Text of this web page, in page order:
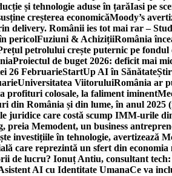
și tehnologie aduse în țarăIasi pe
creșterea economicăMoody’s
delivery. Românii ies tot mai rar –
pericolFuziuni & AchizițiiRomânia
petrolului crește puternic pe
Proiectul de buget 2026: deficit mai
26 FebruarieStartUp AI în Sănătate
Universitatea ViitoruluiRomânia ar
profituri colosale, la faliment iminent
din România și din lume, în anul 2025
juridice care costă scump IMM-urile
preia Memodent, un business
investițiile în tehnologie, avertizează
care reprezintă un sfert din economia
de lucru? Ionuț Antiu, consultant
AI cu Identitate UmanaCe va